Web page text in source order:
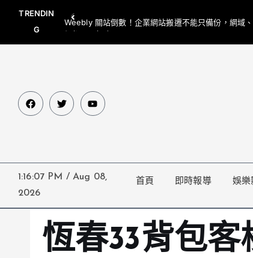
TRENDIN
G
Weebly 關站倒數！企業網站搬遷不能只備份，網域
網都要一起處理
1:16:08 PM / Aug 08,
2026
首頁 即時報導 娛樂
恆春33背包